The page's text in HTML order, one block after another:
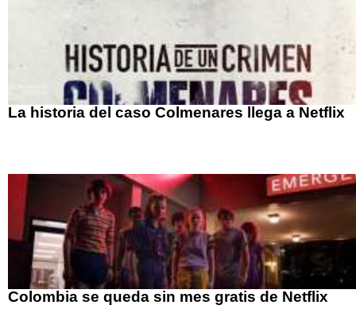
La historia del caso Colmenares llega a Netflix
Colombia se queda sin mes gratis de Netflix